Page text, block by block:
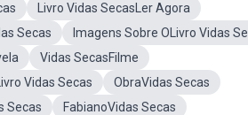
Livro Vidas SecasLer Agora
Secas
Imagens Sobre OLivro Vidas
Vidas SecasFilme
Vidas Secas
ObraVidas Secas
Secas
FabianoVidas Secas